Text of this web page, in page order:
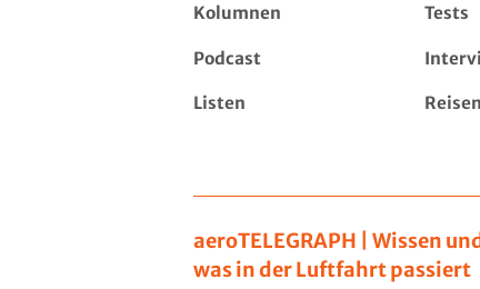
Kolumnen Tests
Podcast
Listen Reisen
aeroTELEGRAPH | Wissen
was in der Luftfahrt passiert